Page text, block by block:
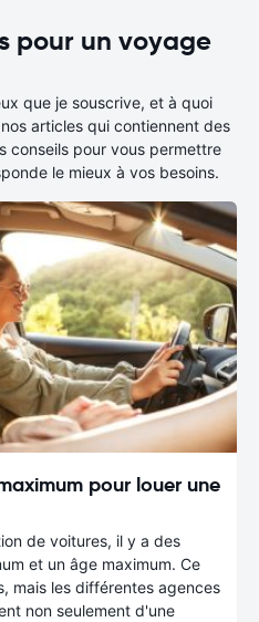
pour un voyage
que je souscrive, et à quoi
articles qui contiennent des
conseils pour vous permettre
le mieux à vos besoins.
pour louer une
de voitures, il y a des
et un âge maximum. Ce
mais les différentes agences
non seulement d'une